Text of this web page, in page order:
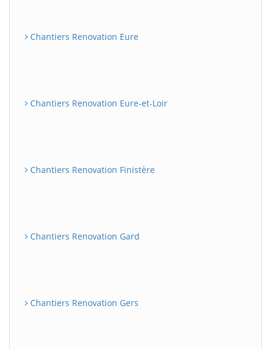
Chantiers Renovation Eure
Chantiers Renovation Eure-et-Loir
Chantiers Renovation Finistère
Chantiers Renovation Gard
Chantiers Renovation Gers